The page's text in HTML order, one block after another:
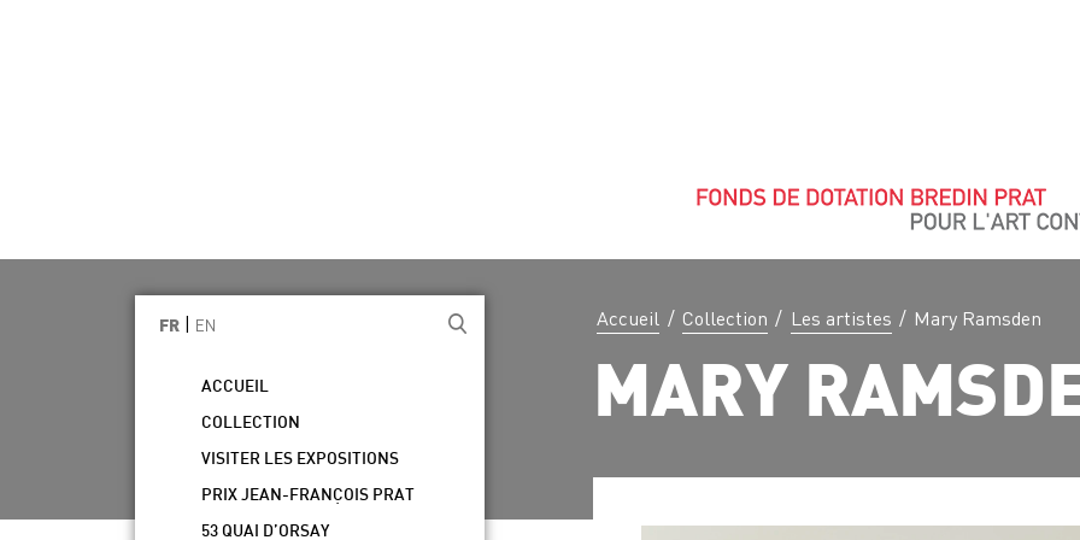
Accueil / Collection / Les artistes / Mary Ramsden
MARY
FR EN
ACCUEIL
COLLECTION
VISITER LES EXPOSITIONS
PRIX JEAN-FRANÇOIS PRAT
53 QUAI D’ORSAY